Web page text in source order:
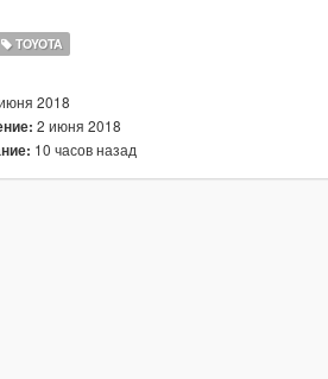
TOYOTA
2018
2 июня 2018
10 часов назад